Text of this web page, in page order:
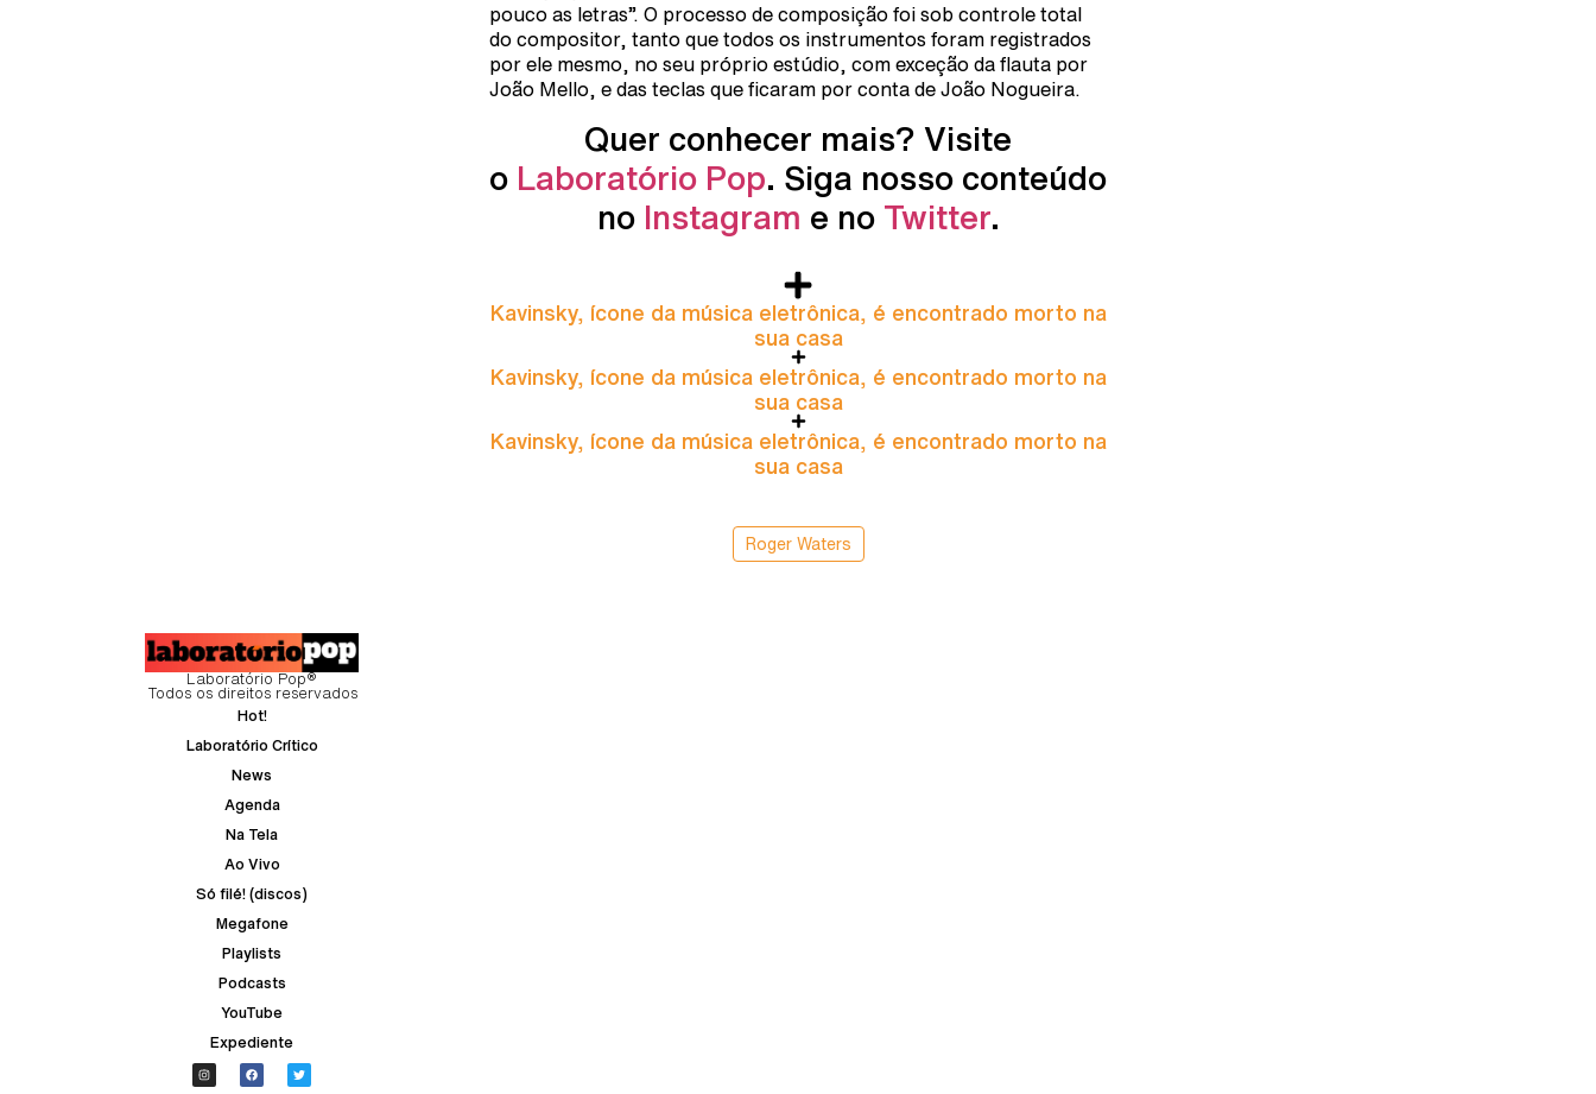
pouco as letras”. O processo de composição foi sob controle total
do compositor, tanto que todos os instrumentos foram registrados
por ele mesmo, no seu próprio estúdio, com exceção da flauta por
João Mello, e das teclas que ficaram por conta de João Nogueira.
Quer conhecer mais? Visite
o Laboratório Pop. Siga nosso conteúdo
no Instagram e no Twitter.
Kavinsky, ícone da música eletrônica, é encontrado morto na
sua casa
Kavinsky, ícone da música eletrônica, é encontrado morto na
sua casa
Kavinsky, ícone da música eletrônica, é encontrado morto na
sua casa
Roger Waters
Laboratório Pop®
Todos os direitos reservados
Hot!
Laboratório Crítico
News
Agenda
Na Tela
Ao Vivo
Só filé! (discos)
Megafone
Playlists
Podcasts
YouTube
Expediente